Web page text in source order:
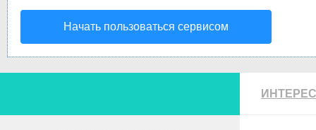
Начать пользоваться сервисом